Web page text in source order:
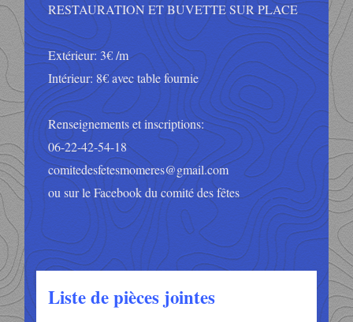
RESTAURATION ET BUVETTE SUR PLACE
Extérieur: 3€ /m
Intérieur: 8€ avec table fournie
Renseignements et inscriptions:
06-22-42-54-18
comitedesfetesmomeres@gmail.com
ou sur le Facebook du comité des fêtes
Liste de pièces jointes